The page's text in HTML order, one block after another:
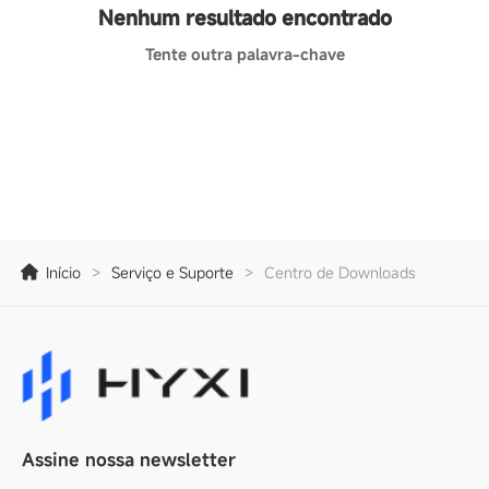
Nenhum resultado encontrado
Tente outra palavra-chave
Início > Serviço e Suporte > Centro de Downloads
Assine nossa newsletter